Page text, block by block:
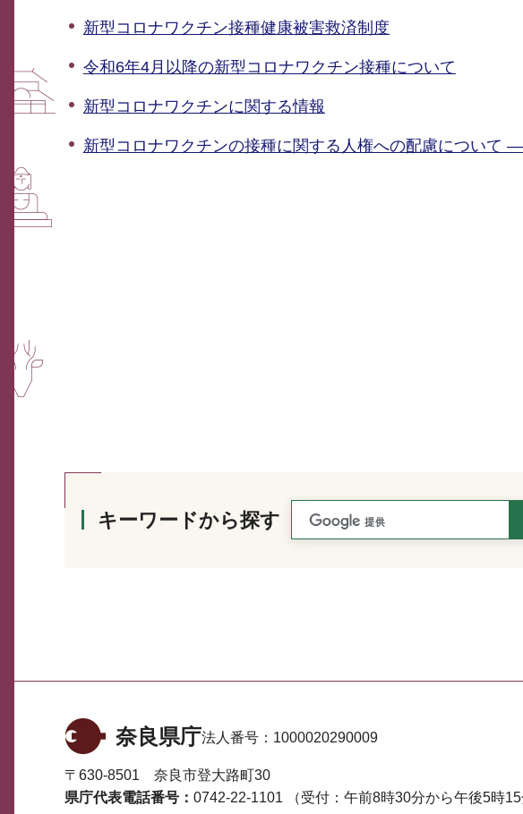
新型コロナワクチン接種健康被害救済制度
令和6年4月以降の新型コロナワクチン接種について
新型コロナワクチンに関する情報
新型コロナワクチンの接種に関する人権への配慮について
キーワードから探す
奈良県庁法人番号： 1000020290009
〒630-8501 奈良市登大路町30
県庁代表電話番号： 0742-22-1101 （受付：午前8時30分から午後5時15